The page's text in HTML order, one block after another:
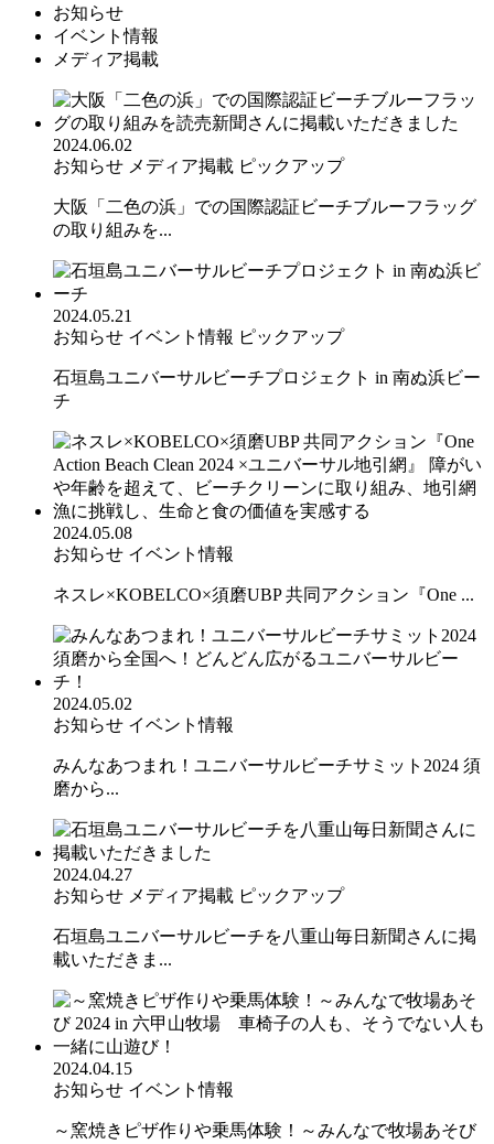
お知らせ
イベント情報
メディア掲載
2024.06.02
お知らせ メディア掲載 ピックアップ
大阪「二色の浜」での国際認証ビーチブルーフラッグ
の取り組みを...
2024.05.21
お知らせ イベント情報 ピックアップ
石垣島ユニバーサルビーチプロジェクト in 南ぬ浜ビー
チ
2024.05.08
お知らせ イベント情報
ネスレ×KOBELCO×須磨UBP 共同アクション『One ...
2024.05.02
お知らせ イベント情報
みんなあつまれ！ユニバーサルビーチサミット2024 須
磨から...
2024.04.27
お知らせ メディア掲載 ピックアップ
石垣島ユニバーサルビーチを八重山毎日新聞さんに掲
載いただきま...
2024.04.15
お知らせ イベント情報
～窯焼きピザ作りや乗馬体験！～みんなで牧場あそび